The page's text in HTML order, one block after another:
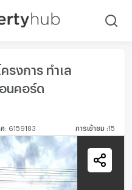
รงการ ทำเล
นคอร์ด
ศ: 6159183 การเข้าชม :15